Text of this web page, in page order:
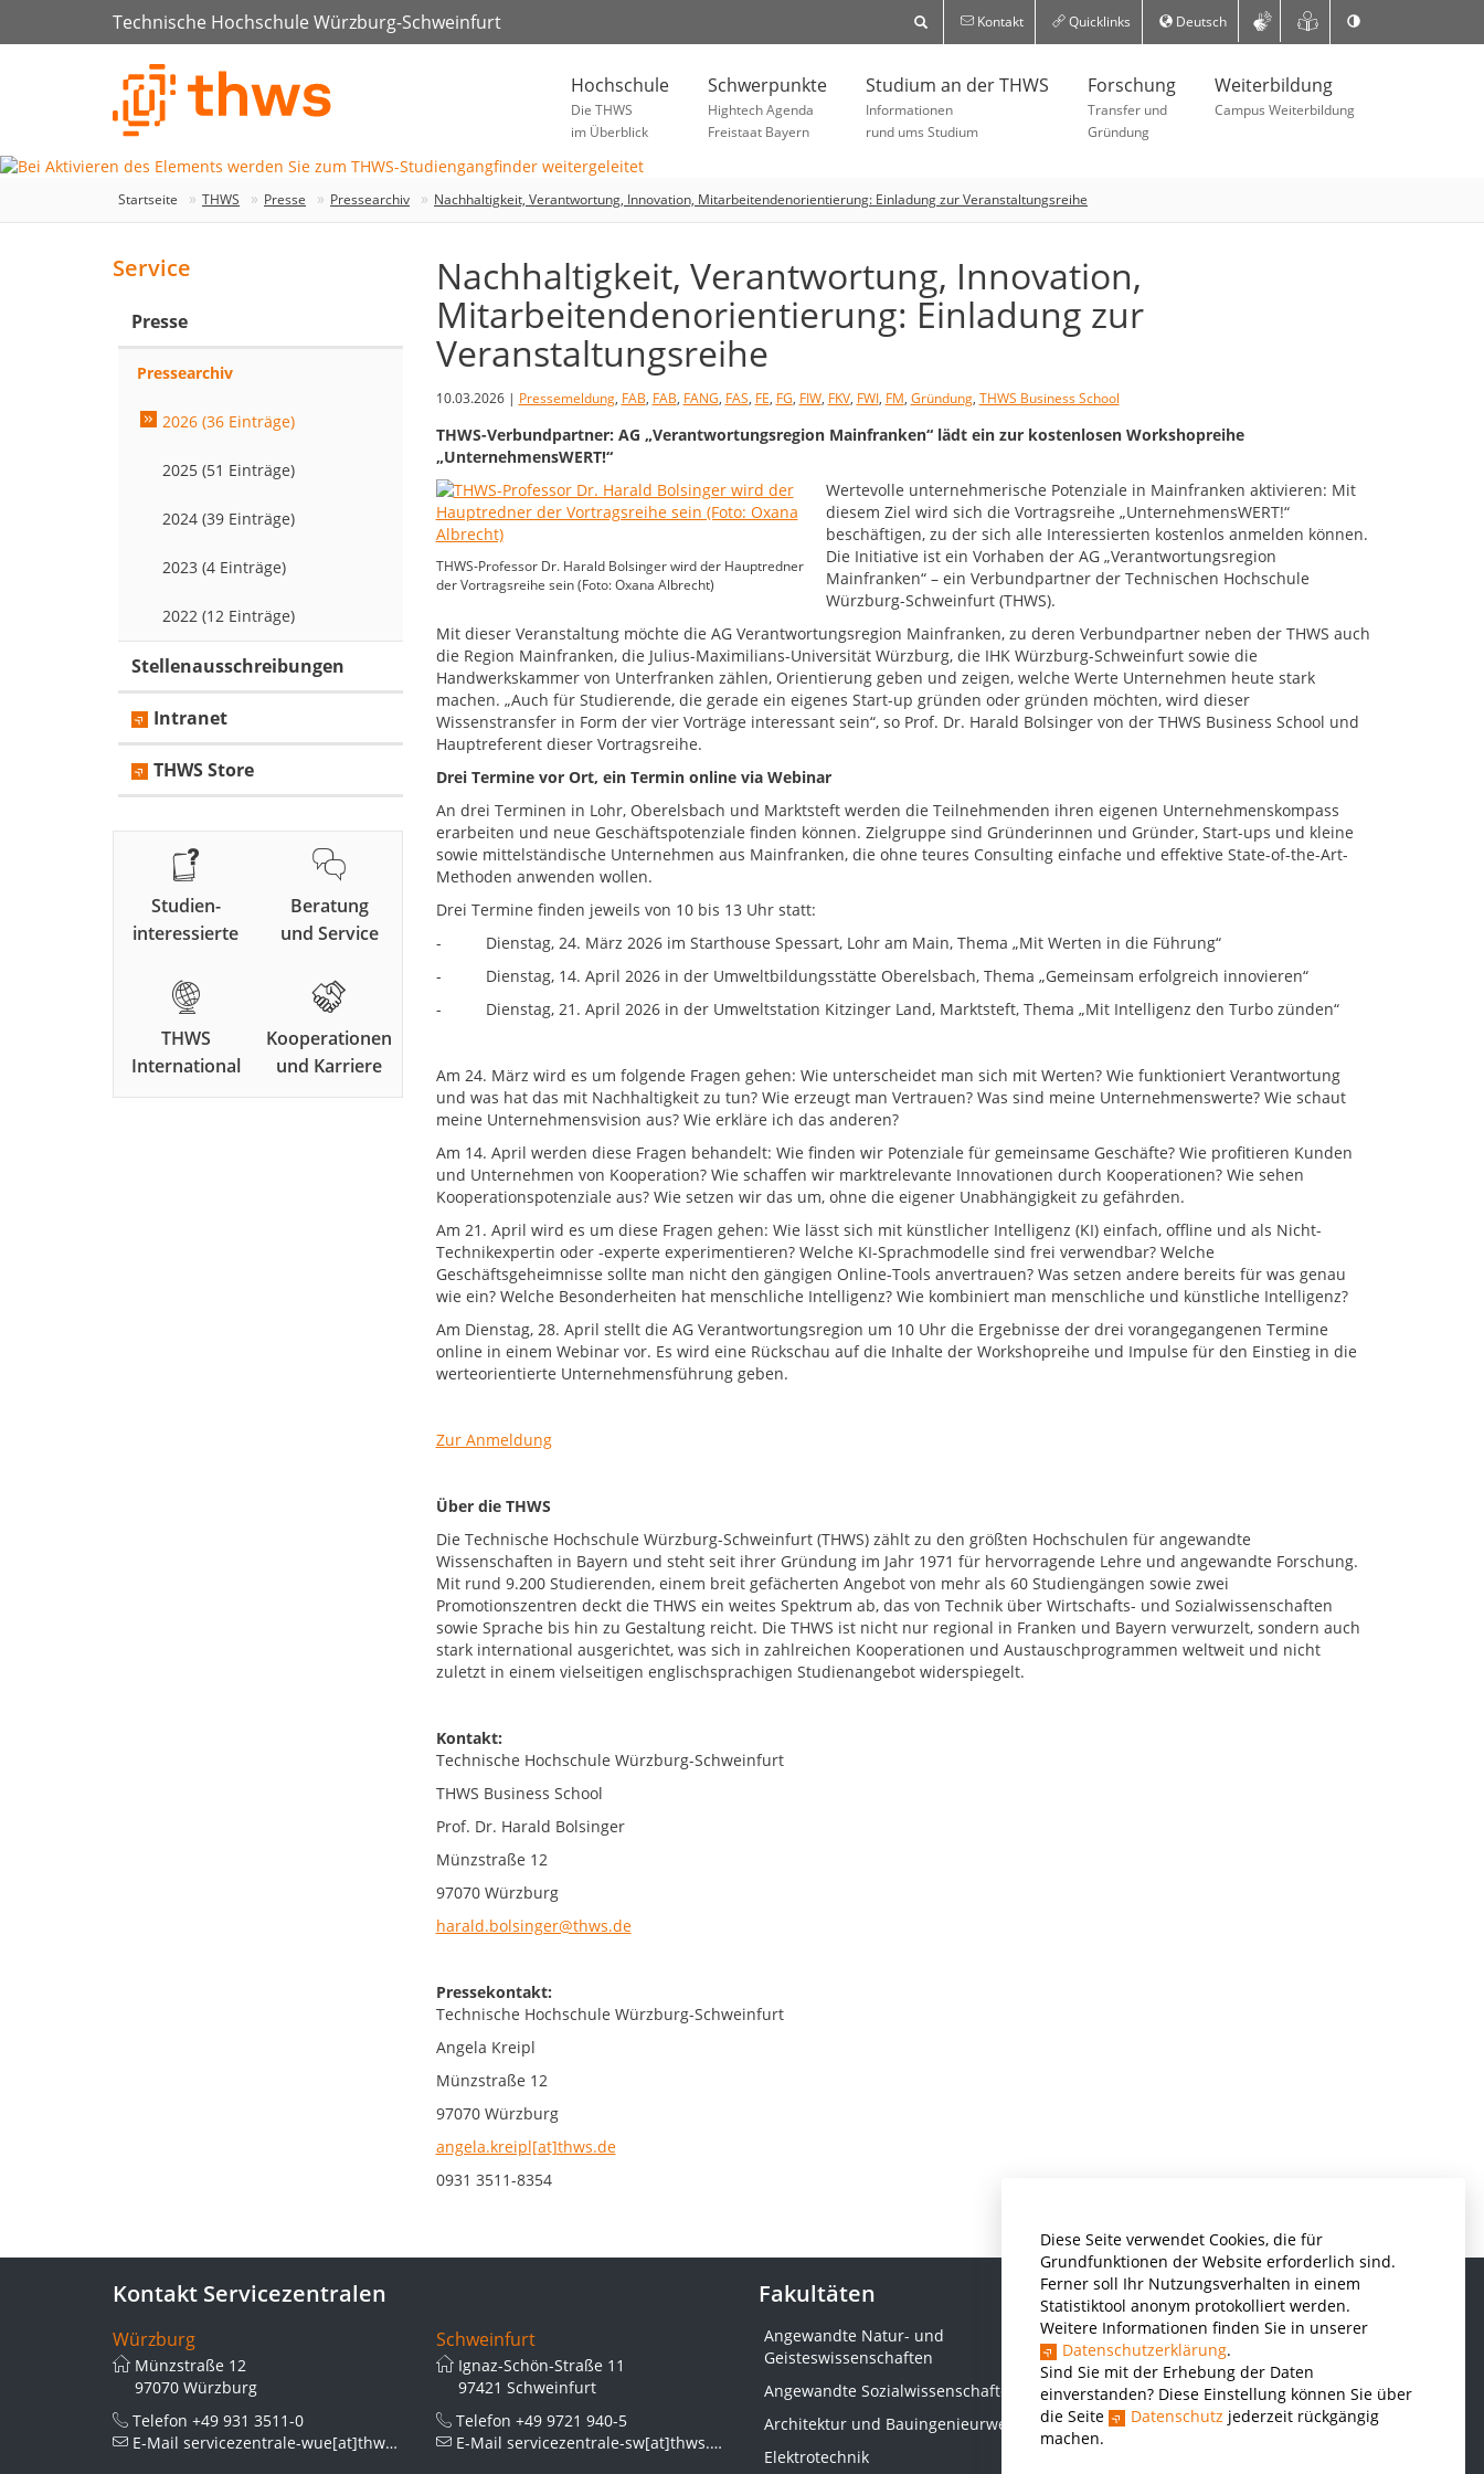
Diese Seite verwendet Cookies, die für
Grundfunktionen der Website erforderlich sind.
Ferner soll Ihr Nutzungsverhalten in einem
Statistiktool anonym protokolliert werden.
Weitere Informationen finden Sie in unserer
Datenschutzerklärung.
Sind Sie mit der Erhebung der Daten
einverstanden? Diese Einstellung können Sie über
die Seite
Datenschutz jederzeit rückgängig
machen.
Technische Hochschule Würzburg-Schweinfurt Kontakt Quicklinks Deutsch
Hochschule
Die THWS
im Überblick
Schwerpunkte
Hightech Agenda
Freistaat Bayern
Studium an der THWS
Informationen
rund ums Studium
Forschung
Transfer und
Gründung
Weiterbildung
Campus Weiterbildung
Startseite THWS Presse Pressearchiv Nachhaltigkeit, Verantwortung, Innovation, Mitarbeitendenorientierung: Einladung zur Veranstaltungsreihe
Nachhaltigkeit, Verantwortung, Innovation,
Mitarbeitendenorientierung: Einladung zur
Veranstaltungsreihe
10.03.2026 | Pressemeldung, FAB, FAB, FANG, FAS, FE, FG, FIW, FKV, FWI, FM, Gründung, THWS Business School
THWS-Verbundpartner: AG „Verantwortungsregion Mainfranken“ lädt ein zur kostenlosen Workshopreihe
„UnternehmensWERT!“
THWS-Professor Dr. Harald Bolsinger wird der Hauptredner
der Vortragsreihe sein (Foto: Oxana Albrecht)
Wertevolle unternehmerische Potenziale in Mainfranken aktivieren: Mit
diesem Ziel wird sich die Vortragsreihe „UnternehmensWERT!“
beschäftigen, zu der sich alle Interessierten kostenlos anmelden können.
Die Initiative ist ein Vorhaben der AG „Verantwortungsregion
Mainfranken“ – ein Verbundpartner der Technischen Hochschule
Würzburg-Schweinfurt (THWS).
Mit dieser Veranstaltung möchte die AG Verantwortungsregion Mainfranken, zu deren Verbundpartner neben der THWS auch
die Region Mainfranken, die Julius-Maximilians-Universität Würzburg, die IHK Würzburg-Schweinfurt sowie die
Handwerkskammer von Unterfranken zählen, Orientierung geben und zeigen, welche Werte Unternehmen heute stark
machen. „Auch für Studierende, die gerade ein eigenes Start-up gründen oder gründen möchten, wird dieser
Wissenstransfer in Form der vier Vorträge interessant sein“, so Prof. Dr. Harald Bolsinger von der THWS Business School und
Hauptreferent dieser Vortragsreihe.
Drei Termine vor Ort, ein Termin online via Webinar
An drei Terminen in Lohr, Oberelsbach und Marktsteft werden die Teilnehmenden ihren eigenen Unternehmenskompass
erarbeiten und neue Geschäftspotenziale finden können. Zielgruppe sind Gründerinnen und Gründer, Start-ups und kleine
sowie mittelständische Unternehmen aus Mainfranken, die ohne teures Consulting einfache und effektive State-of-the-Art-
Methoden anwenden wollen.
Drei Termine finden jeweils von 10 bis 13 Uhr statt:
- Dienstag, 24. März 2026 im Starthouse Spessart, Lohr am Main, Thema „Mit Werten in die Führung“
- Dienstag, 14. April 2026 in der Umweltbildungsstätte Oberelsbach, Thema „Gemeinsam erfolgreich innovieren“
- Dienstag, 21. April 2026 in der Umweltstation Kitzinger Land, Marktsteft, Thema „Mit Intelligenz den Turbo zünden“
Am 24. März wird es um folgende Fragen gehen: Wie unterscheidet man sich mit Werten? Wie funktioniert Verantwortung
und was hat das mit Nachhaltigkeit zu tun? Wie erzeugt man Vertrauen? Was sind meine Unternehmenswerte? Wie schaut
meine Unternehmensvision aus? Wie erkläre ich das anderen?
Am 14. April werden diese Fragen behandelt: Wie finden wir Potenziale für gemeinsame Geschäfte? Wie profitieren Kunden
und Unternehmen von Kooperation? Wie schaffen wir marktrelevante Innovationen durch Kooperationen? Wie sehen
Kooperationspotenziale aus? Wie setzen wir das um, ohne die eigener Unabhängigkeit zu gefährden.
Am 21. April wird es um diese Fragen gehen: Wie lässt sich mit künstlicher Intelligenz (KI) einfach, offline und als Nicht-
Technikexpertin oder -experte experimentieren? Welche KI-Sprachmodelle sind frei verwendbar? Welche
Geschäftsgeheimnisse sollte man nicht den gängigen Online-Tools anvertrauen? Was setzen andere bereits für was genau
wie ein? Welche Besonderheiten hat menschliche Intelligenz? Wie kombiniert man menschliche und künstliche Intelligenz?
Am Dienstag, 28. April stellt die AG Verantwortungsregion um 10 Uhr die Ergebnisse der drei vorangegangenen Termine
online in einem Webinar vor. Es wird eine Rückschau auf die Inhalte der Workshopreihe und Impulse für den Einstieg in die
werteorientierte Unternehmensführung geben.
Zur Anmeldung
Über die THWS
Die Technische Hochschule Würzburg-Schweinfurt (THWS) zählt zu den größten Hochschulen für angewandte
Wissenschaften in Bayern und steht seit ihrer Gründung im Jahr 1971 für hervorragende Lehre und angewandte Forschung.
Mit rund 9.200 Studierenden, einem breit gefächerten Angebot von mehr als 60 Studiengängen sowie zwei
Promotionszentren deckt die THWS ein weites Spektrum ab, das von Technik über Wirtschafts- und Sozialwissenschaften
sowie Sprache bis hin zu Gestaltung reicht. Die THWS ist nicht nur regional in Franken und Bayern verwurzelt, sondern auch
stark international ausgerichtet, was sich in zahlreichen Kooperationen und Austauschprogrammen weltweit und nicht
zuletzt in einem vielseitigen englischsprachigen Studienangebot widerspiegelt.
Kontakt:
Technische Hochschule Würzburg-Schweinfurt
THWS Business School
Prof. Dr. Harald Bolsinger
Münzstraße 12
97070 Würzburg
harald.bolsinger@thws.de
Pressekontakt:
Technische Hochschule Würzburg-Schweinfurt
Angela Kreipl
Münzstraße 12
97070 Würzburg
angela.kreipl[at]thws.de
0931 3511-8354
Service
Presse
Pressearchiv
2026 (36 Einträge)
2025 (51 Einträge)
2024 (39 Einträge)
2023 (4 Einträge)
2022 (12 Einträge)
Stellenausschreibungen
Intranet
THWS Store
Studien-
interessierte
Beratung
und Service
THWS
International
Kooperationen
und Karriere
Kontakt Servicezentralen
Würzburg
Münzstraße 12
97070 Würzburg
Telefon +49 931 3511-0
E-Mail servicezentrale-wue[at]thws.de
Schweinfurt
Ignaz-Schön-Straße 11
97421 Schweinfurt
Telefon +49 9721 940-5
E-Mail servicezentrale-sw[at]thws.de
Fakultäten
Angewandte Natur- und
Geisteswissenschaften
Angewandte Sozialwissenschaften
Architektur und Bauingenieurwesen
Elektrotechnik
Informatik und Wirtschaftsinformatik
Kunststofftechnik und Vermessung
Maschinenbau
THWS Business School